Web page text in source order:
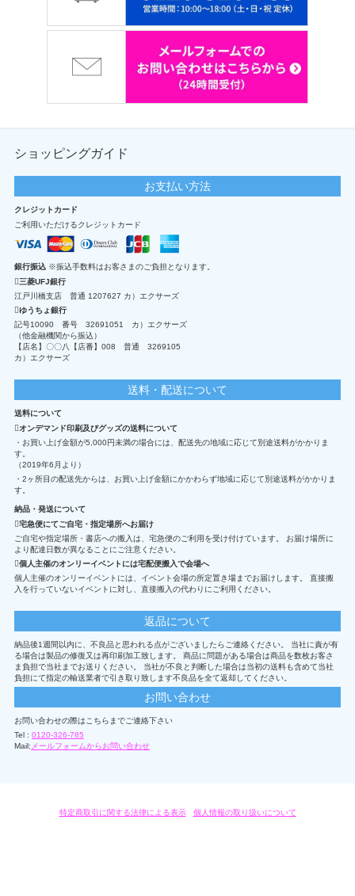
ショッピングガイド
お支払い方法
クレジットカード
ご利用いただけるクレジットカード
銀行振込 ※振込手数料はお客さまのご負担となります。
三菱UFJ銀行
江戸川橋支店 普通 1207627 カ）エクサーズ
ゆうちょ銀行
記号10090 番号 32691051 カ）エクサーズ
（他金融機関から振込）
【店名】〇〇八【店番】008 普通 3269105
カ）エクサーズ
送料・配送について
送料について
オンデマンド印刷及びグッズの送料について
・お買い上げ金額が5,000円未満の場合には、配送先の地域に応じて別途送料がかかりま
す。
（2019年6月より）
・2ヶ所目の配送先からは、お買い上げ金額にかかわらず地域に応じて別途送料がかかりま
す。
納品・発送について
宅急便にてご自宅・指定場所へお届け
ご自宅や指定場所・書店への搬入は、宅急便のご利用を受け付けています。 お届け場所に
より配達日数が異なることにご注意ください。
個人主催のオンリーイベントには宅配便搬入で会場へ
個人主催のオンリーイベントには、イベント会場の所定置き場までお届けします。 直接搬
入を行っていないイベントに対し、直接搬入の代わりにご利用ください。
返品について
納品後1週間以内に、不良品と思われる点がございましたらご連絡ください。 当社に責が有
る場合は製品の修復又は再印刷加工致します。 商品に問題がある場合は商品を数枚お客さ
ま負担で当社までお送りください。 当社が不良と判断した場合は当初の送料も含めて当社
負担にて指定の輸送業者で引き取り致します不良品を全て返却してください。
お問い合わせ
お問い合わせの際はこちらまでご連絡下さい
Tel : 0120-326-785
Mail: メールフォームからお問い合わせ
特定商取引に関する法律による表示/ 個人情報の取り扱いについて